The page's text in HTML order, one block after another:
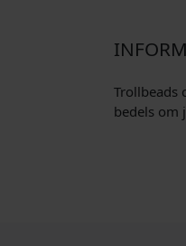
Trollbeads
bedels om